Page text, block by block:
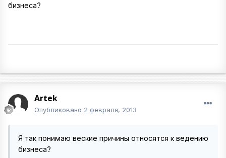
бизнеса?
Artek
Опубликовано 2 февраля, 2013
Я так понимаю веские причины относятся к ведению
бизнеса?